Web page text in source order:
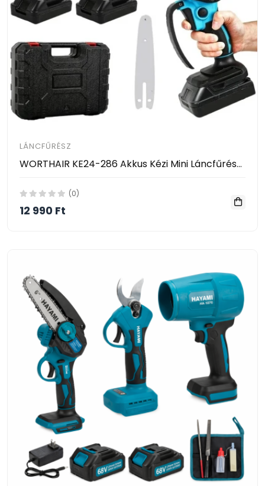
LÁNCFŰRÉSZ
WORTHAIR KE24-286 Akkus Kézi Mini Láncfűrész 8″ – 128V, 2 Akkumulátorral, Hordtáskával
(0)
12 990 Ft